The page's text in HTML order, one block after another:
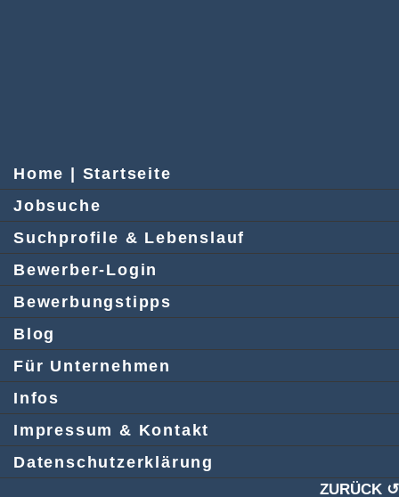
Home | Startseite
Jobsuche
Suchprofile & Lebenslauf
Bewerber-Login
Bewerbungstipps
Blog
Für Unternehmen
Infos
Impressum & Kontakt
Datenschutzerklärung
ZURÜCK ↺